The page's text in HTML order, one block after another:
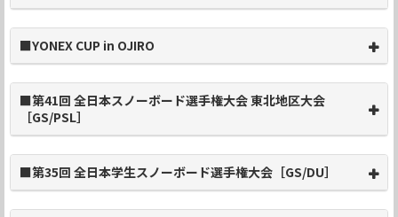
■YONEX CUP in OJIRO
■第41回 全日本スノーボード選手権大会 東北地区大会
［GS/PSL］
■第35回 全日本学生スノーボード選手権大会［GS/DU］